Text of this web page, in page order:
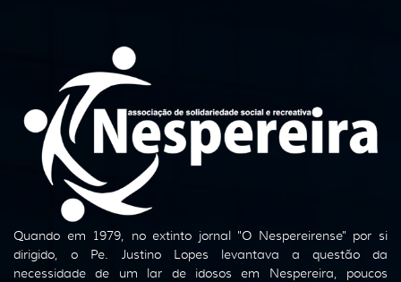
Quando em 1979, no extinto jornal "O Nespereirense" por si
dirigido, o Pe. Justino Lopes levantava a questão da
necessidade de um lar de idosos em Nespereira, poucos